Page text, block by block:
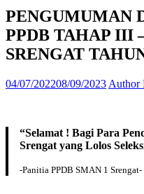
PENGUMUMAN
PPDB TAHAP III
SRENGAT
04/07/202208/09/2023 Author
“Selamat ! Bagi Para
Srengat yang Lolos
-Panitia PPDB SMAN 1 Srengat-